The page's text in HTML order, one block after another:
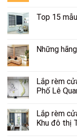
Top 15
Những
Lắp rèm
Phố Lê
Lắp rèm
Khu đô thị